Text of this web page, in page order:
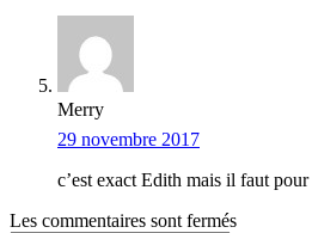
Merry
29 novembre 2017
c’est exact Edith mais il faut
Les commentaires sont fermés